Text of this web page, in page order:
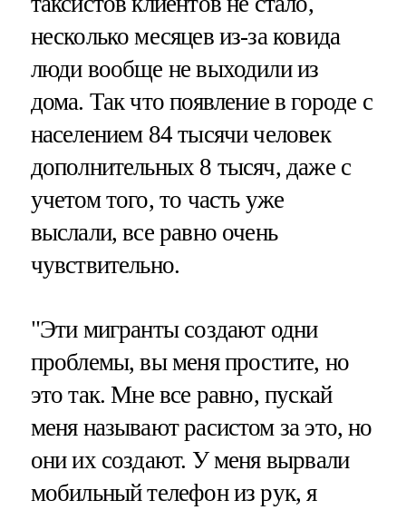
несколько месяцев из-за ковида
люди вообще не выходили из
дома. Так что появление в городе с
населением 84 тысячи человек
дополнительных 8 тысяч, даже с
учетом того, то часть уже
выслали, все равно очень
чувствительно.
"Эти мигранты создают одни
проблемы, вы меня простите, но
это так. Мне все равно, пускай
меня называют расистом за это, но
они их создают. У меня вырвали
мобильный телефон из рук, я